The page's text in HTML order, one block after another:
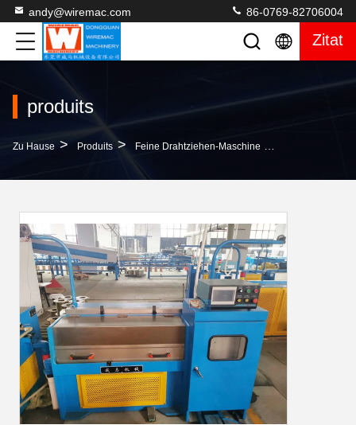
andy@wiremac.com 86-0769-82706004
Zitat
produits
Zu Hause > Produits > Feine Drahtziehen-Maschine >